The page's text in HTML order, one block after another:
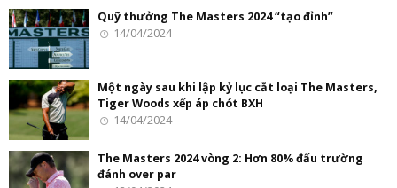
Quỹ thưởng The Masters 2024 “tạo đỉnh”
14/04/2024
Một ngày sau khi lập kỷ lục cắt loại The Masters,
Tiger Woods xếp áp chót BXH
14/04/2024
The Masters 2024 vòng 2: Hơn 80% đấu trường
đánh over par